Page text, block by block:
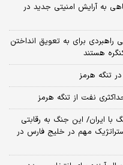
به آرایش امنیتی جدید در
راهبردی برای به تعویق انداختن
هستند
تنگه هرمز
نفت از تنگه هرمز
با ایران/ این جنگ به رقابتی
مهم در خلیج فارس در